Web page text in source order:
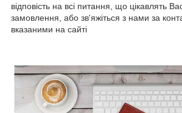
відповість на всі питання, що цікавлять
замовлення, або зв'яжіться з нами за
вказаними на сайті